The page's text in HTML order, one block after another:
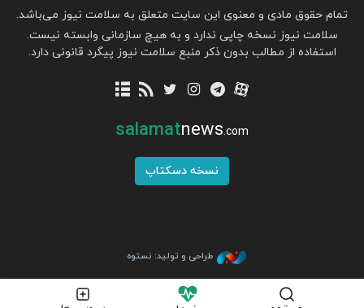
تمام حقوق مادی و معنوی این سایت متعلق به سلامت نیوز می‌باشد.
سلامت نیوز نسخه چاپی ندارد و به هیچ سازمانی وابسته نیست.
استفاده از مطالب بدون ذکر منبع سلامت نیوز پیگرد قانونی دارد.
salamatnews.com
نسخه دسکتاپ
طراحی و تولید: نستوه